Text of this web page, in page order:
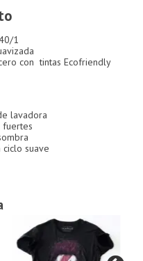
1
con tintas Ecofriendly
lavadora
fuertes
ciclo suave